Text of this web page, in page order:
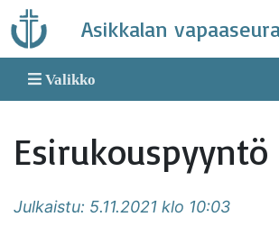
Skip
to
content
Asikkalan
Valikko
Esirukouspyyntö
Julkaistu: 5.11.2021 klo 10:03